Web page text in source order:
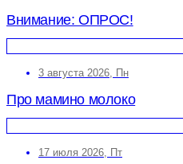
Внимание: ОПРОС!
3 августа 2026, Пн
Про мамино молоко
17 июля 2026, Пт